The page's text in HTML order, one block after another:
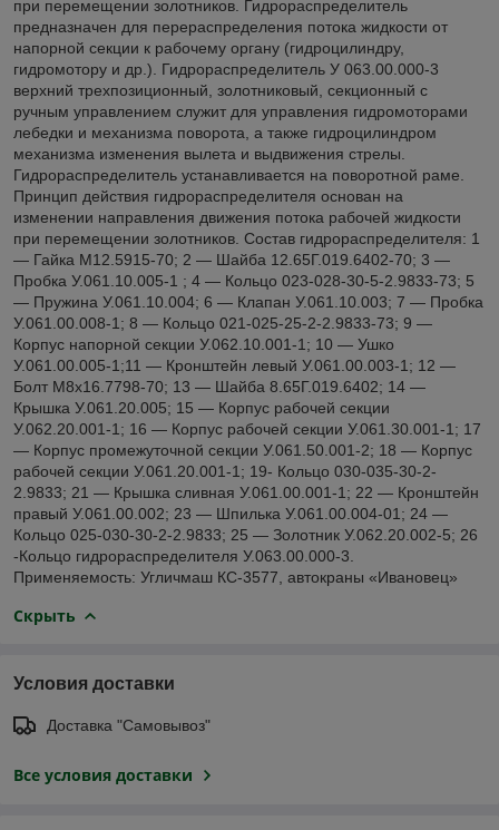
при перемещении золотников. Гидрораспределитель
предназначен для перераспределения потока жидкости от
напорной секции к рабочему органу (гидроцилиндру,
гидромотору и др.). Гидрораспределитель У 063.00.000-3
верхний трехпозиционный, золотниковый, секционный с
ручным управлением служит для управления гидромоторами
лебедки и механизма поворота, а также гидроцилиндром
механизма изменения вылета и выдвижения стрелы.
Гидрораспределитель устанавливается на поворотной раме.
Принцип действия гидрораспределителя основан на
изменении направления движения потока рабочей жидкости
при перемещении золотников. Состав гидрораспределителя: 1
— Гайка М12.5915-70; 2 — Шайба 12.65Г.019.6402-70; 3 —
Пробка У.061.10.005-1 ; 4 — Кольцо 023-028-30-5-2.9833-73; 5
— Пружина У.061.10.004; 6 — Клапан У.061.10.003; 7 — Пробка
У.061.00.008-1; 8 — Кольцо 021-025-25-2-2.9833-73; 9 —
Корпус напорной секции У.062.10.001-1; 10 — Ушко
У.061.00.005-1;11 — Кронштейн левый У.061.00.003-1; 12 —
Болт М8х16.7798-70; 13 — Шайба 8.65Г.019.6402; 14 —
Крышка У.061.20.005; 15 — Корпус рабочей секции
У.062.20.001-1; 16 — Корпус рабочей секции У.061.30.001-1; 17
— Корпус промежуточной секции У.061.50.001-2; 18 — Корпус
рабочей секции У.061.20.001-1; 19- Кольцо 030-035-30-2-
2.9833; 21 — Крышка сливная У.061.00.001-1; 22 — Кронштейн
правый У.061.00.002; 23 — Шпилька У.061.00.004-01; 24 —
Кольцо 025-030-30-2-2.9833; 25 — Золотник У.062.20.002-5; 26
-Кольцо гидрораспределителя У.063.00.000-3.
Применяемость: Угличмаш КС-3577, автокраны «Ивановец»
Скрыть
Условия доставки
Доставка "Самовывоз"
Все условия доставки